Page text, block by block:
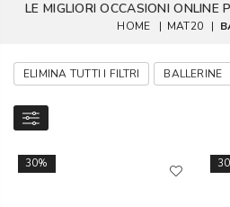
LE MIGLIORI OCCASIONI ONLINE
HOME | MAT20 |
ELIMINA TUTTI I FILTRI BALLERINE
30%